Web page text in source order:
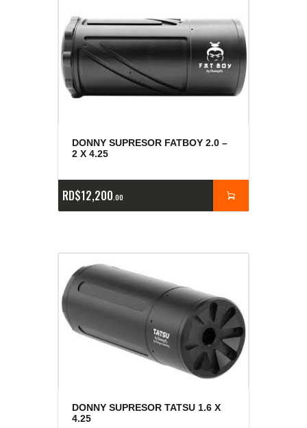
DONNY SUPRESOR FATBOY 2.0 –
2 X 4.25
RD$12,200 00
DONNY SUPRESOR TATSU 1.6 X
4.25